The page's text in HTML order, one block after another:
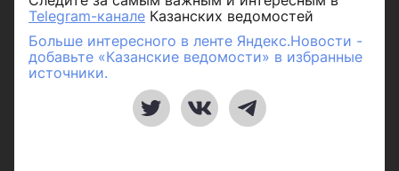
Telegram-канале Казанских ведомостей
Больше интересного в ленте Яндекс.Новости -
добавьте «Казанские ведомости» в избранные
источники.